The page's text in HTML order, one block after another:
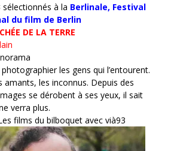
sélectionnés à la Berlinale, Festival
du film de Berlin
DE LA TERRE
les gens qui l’entourent.
amants, les inconnus. Depuis des
se dérobent à ses yeux, il sait
verra plus.
films du bilboquet avec vià93